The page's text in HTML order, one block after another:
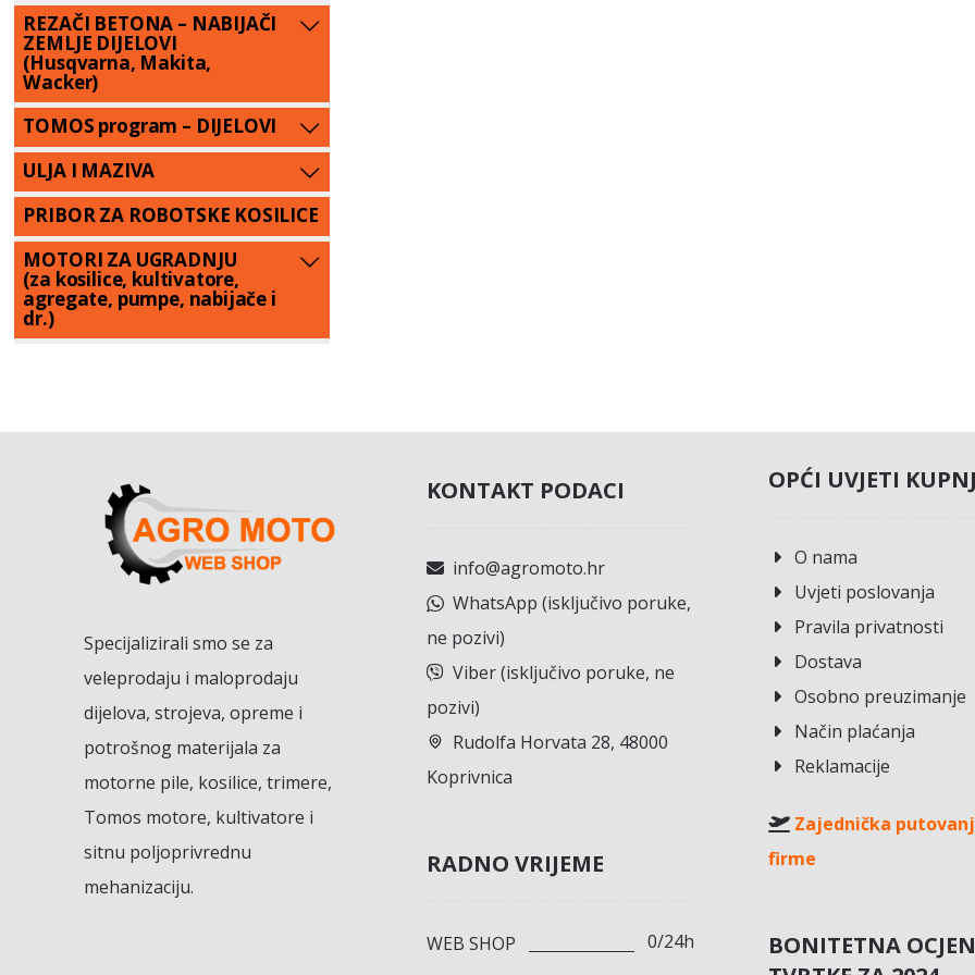
REZAČI BETONA – NABIJAČI
ZEMLJE DIJELOVI
(Husqvarna, Makita,
Wacker)
TOMOS program – DIJELOVI
ULJA I MAZIVA
PRIBOR ZA ROBOTSKE KOSILICE
MOTORI ZA UGRADNJU
(za kosilice, kultivatore,
agregate, pumpe, nabijače i
dr.)
Specijalizirali smo se za
veleprodaju i maloprodaju
dijelova, strojeva, opreme i
potrošnog materijala za
motorne pile, kosilice, trimere,
Tomos motore, kultivatore i
sitnu poljoprivrednu
mehanizaciju.
KONTAKT PODACI
info@agromoto.hr
WhatsApp (isključivo poruke,
ne pozivi)
Viber (isključivo poruke, ne
pozivi)
Rudolfa Horvata 28, 48000
Koprivnica
RADNO VRIJEME
WEB SHOP 0/24h
OPĆI UVJETI
O nama
Uvjeti poslovanja
Pravila privatnosti
Dostava
Osobno preuzimanje
Način plaćanja
Reklamacije
Zajednička
firme
BONITETNA